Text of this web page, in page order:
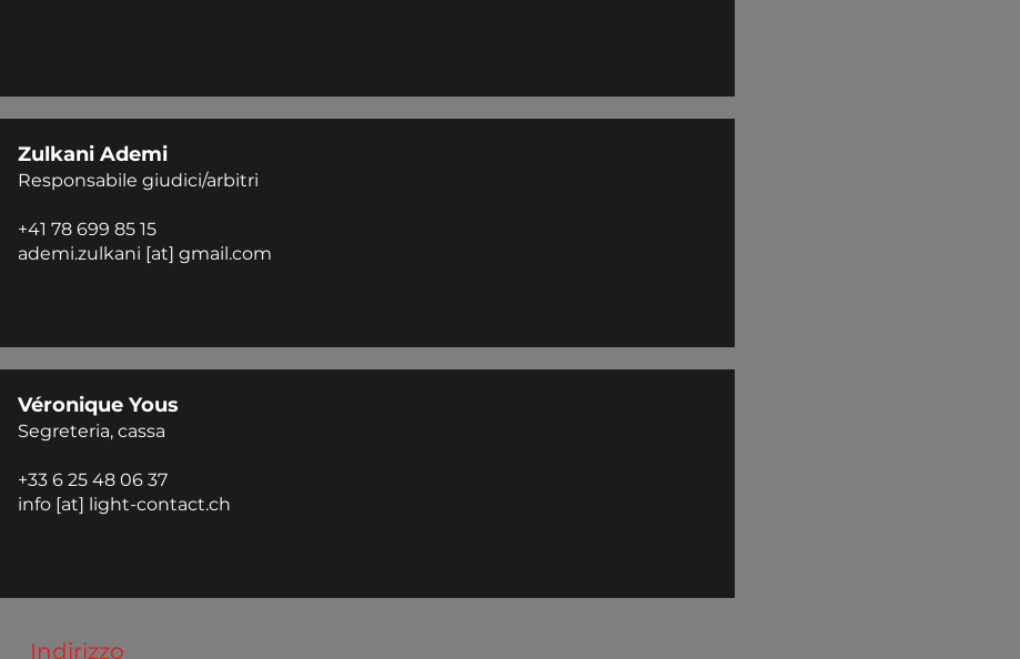
Zulkani Ademi
Responsabile giudici/arbitri
+41 78 699 85 15
ademi.zulkani [at] gmail.com
Véronique Yous
Segreteria, cassa
+33 6 25 48 06 37
info [at] light-contact.ch
Indirizzo